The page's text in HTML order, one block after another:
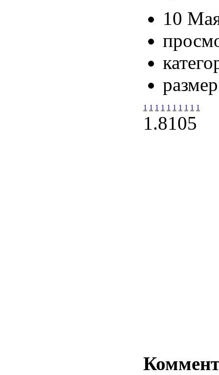
10
1 1 1 1 1 1 1 1 1 1
1.8105